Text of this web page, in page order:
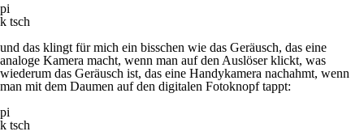
pi
k tsch
und das klingt für mich ein bisschen wie das Geräusch, das eine
analoge Kamera macht, wenn man auf den Auslöser klickt, was
wiederum das Geräusch ist, das eine Handykamera nachahmt, wenn
man mit dem Daumen auf den digitalen Fotoknopf tappt:
pi
k tsch